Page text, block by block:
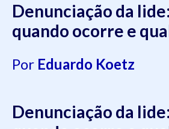
Denunciação da
quando ocorre e
Por Eduardo Koetz
Denunciação da